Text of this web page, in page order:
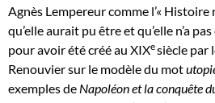
Agnès Lempereur comme l’«
qu’elle aurait pu être et qu’elle n’a
pour avoir été créé au XIXesiècle par
Renouvier sur le modèle du mot
exemples de Napoléon et la conquête